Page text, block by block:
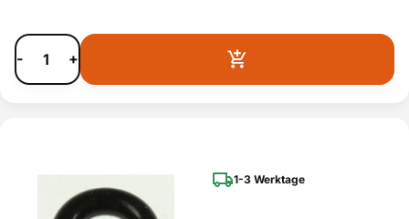
- +
1-3 Werktage